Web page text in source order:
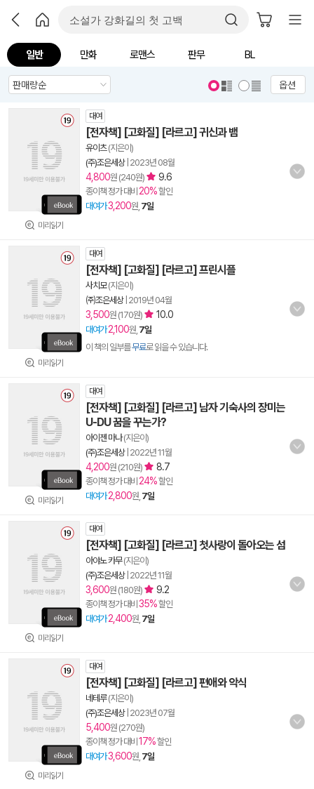
일반 만화 로맨스 판무 BL
옵션
미리읽기
대여
[전자책] [고화질] [라르고] 귀신과 뱀
유이츠(지은이)
(주)조은세상| 2023년 08월
4,800원 (240원) 9.6
종이책 정가 대비 20%할인
대여가3,200원, 7일
미리읽기
대여
[전자책] [고화질] [라르고] 프린시플
사치모(지은이)
㈜조은세상| 2019년 04월
3,500원 (170원) 10.0
대여가 2,100원, 7일
이 책의 일부를무료로 읽을 수 있습니다.
미리읽기
대여
[전자책] [고화질] [라르고] 남자 기숙사의 장미는
U-DU 꿈을 꾸는가?
아이젠 마나(지은이)
(주)조은세상| 2022년 11월
4,200원 (210원) 8.7
종이책 정가 대비 24%할인
대여가 2,800원, 7일
미리읽기
대여
[전자책] [고화질] [라르고] 첫사랑이 돌아오는 섬
아야노 카무(지은이)
(주)조은세상| 2022년 11월
3,600원 (180원) 9.2
종이책 정가 대비 35%할인
대여가 2,400원, 7일
미리읽기
대여
[전자책] [고화질] [라르고] 편애와 악식
네테루(지은이)
(주)조은세상| 2023년 07월
5,400원 (270원)
종이책 정가 대비 17%할인
대여가3,600원, 7일